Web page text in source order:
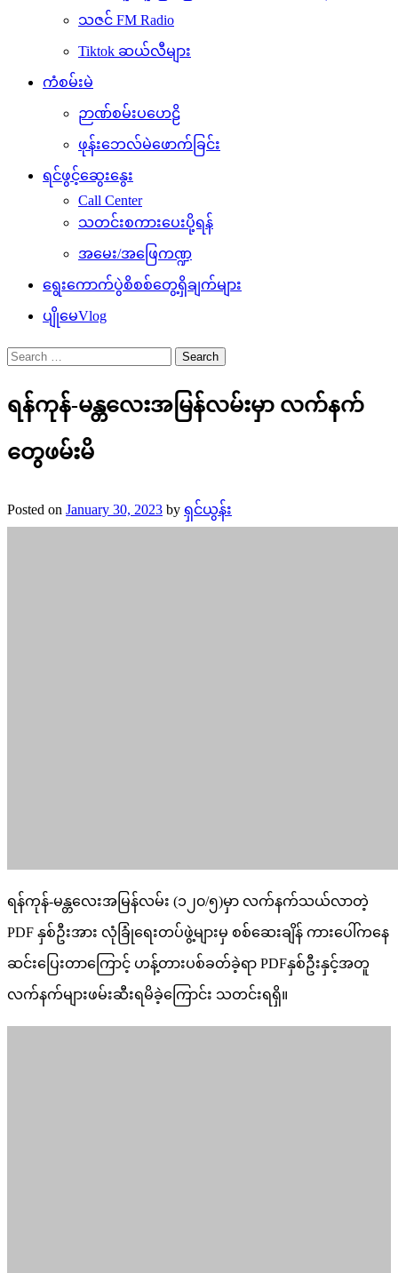
သဇင် FM Radio
Tiktok ဆယ်လီများ
ကံစမ်းမဲ
ဉာဏ်စမ်းပဟေဠိ
ဖုန်းဘေလ်မဲဖောက်ခြင်း
ရင်ဖွင့်ဆွေးနွေး
Call Center
သတင်းစကားပေးပို့ရန်
အမေး/အဖြေကဏ္ဍ
ရွေးကောက်ပွဲစိစစ်တွေ့ရှိချက်များ
ပျိုမေVlog
Search
for:
ရန်ကုန်-မန္တလေးအမြန်လမ်းမှာ လက်နက်
တွေဖမ်းမိ
Posted on January 30, 2023 by ရှင်ယွန်း
ရန်ကုန်-မန္တလေးအမြန်လမ်း (၁၂၀/၅)မှာ လက်နက်သယ်လာတဲ့
PDF နှစ်ဦးအား လုံခြုံရေးတပ်ဖွဲ့များမှ စစ်ဆေး‌ချိန် ကားပေါ်ကနေ
ဆင်းပြေးတာကြောင့် ဟန့်တားပစ်ခတ်ခဲ့ရာ PDFနှစ်ဦးနှင့်အတူ
လက်နက်များဖမ်းဆီးရမိခဲ့ကြောင်း သတင်းရရှိ။